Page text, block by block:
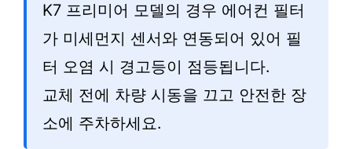
K7 프리미어 모델의 경우 에어컨 필터
가 미세먼지 센서와 연동되어 있어 필
터 오염 시 경고등이 점등됩니다.
교체 전에 차량 시동을 끄고 안전한 장
소에 주차하세요.